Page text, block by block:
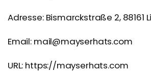
Adresse: Bismarckstraße 2, 88161
Email: mail@mayserhats.com
URL: https://mayserhats.com